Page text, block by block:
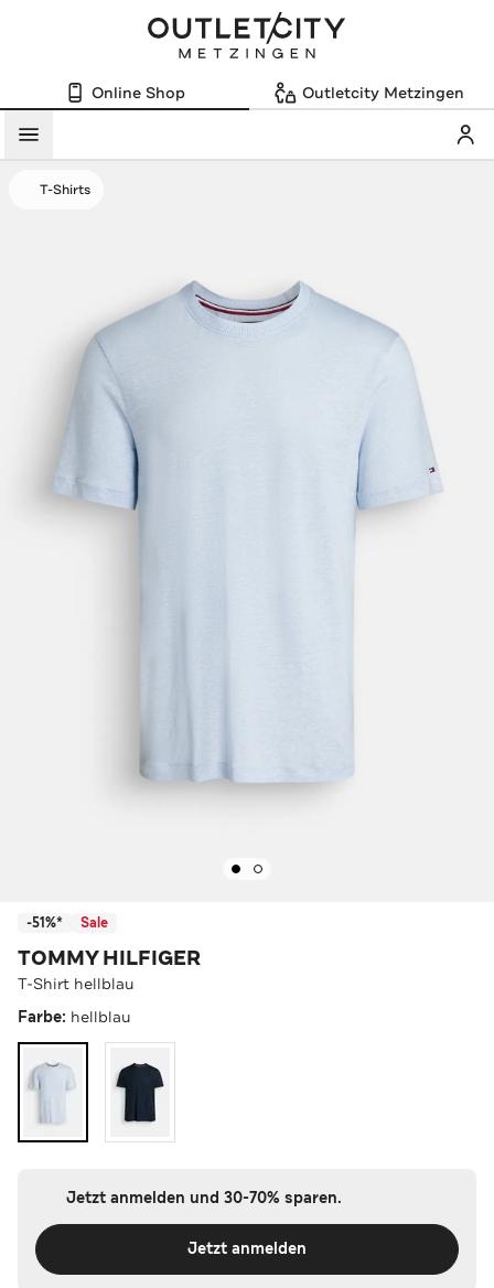
Online Shop Outletcity Metzingen
Menü
T-Shirts
-51%* Sale
TOMMY HILFIGER
T-Shirt hellblau
Farbe: hellblau
Jetzt anmelden und 30-70% sparen.
Jetzt anmelden